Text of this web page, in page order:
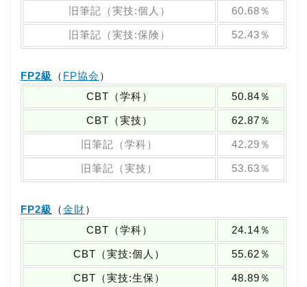
旧筆記（実技:個人） 60.68％
旧筆記（実技:保険） 52.43％
FP2級 （ FP協会 ）
CBT（学科）
50.84％
CBT（実技） 62.87％
旧筆記（学科） 42.29％
旧筆記（実技） 53.63％
FP2級 （金財）
CBT（学科）
24.14％
CBT（実技:個人） 55.62％
CBT（実技:生保） 48.89％